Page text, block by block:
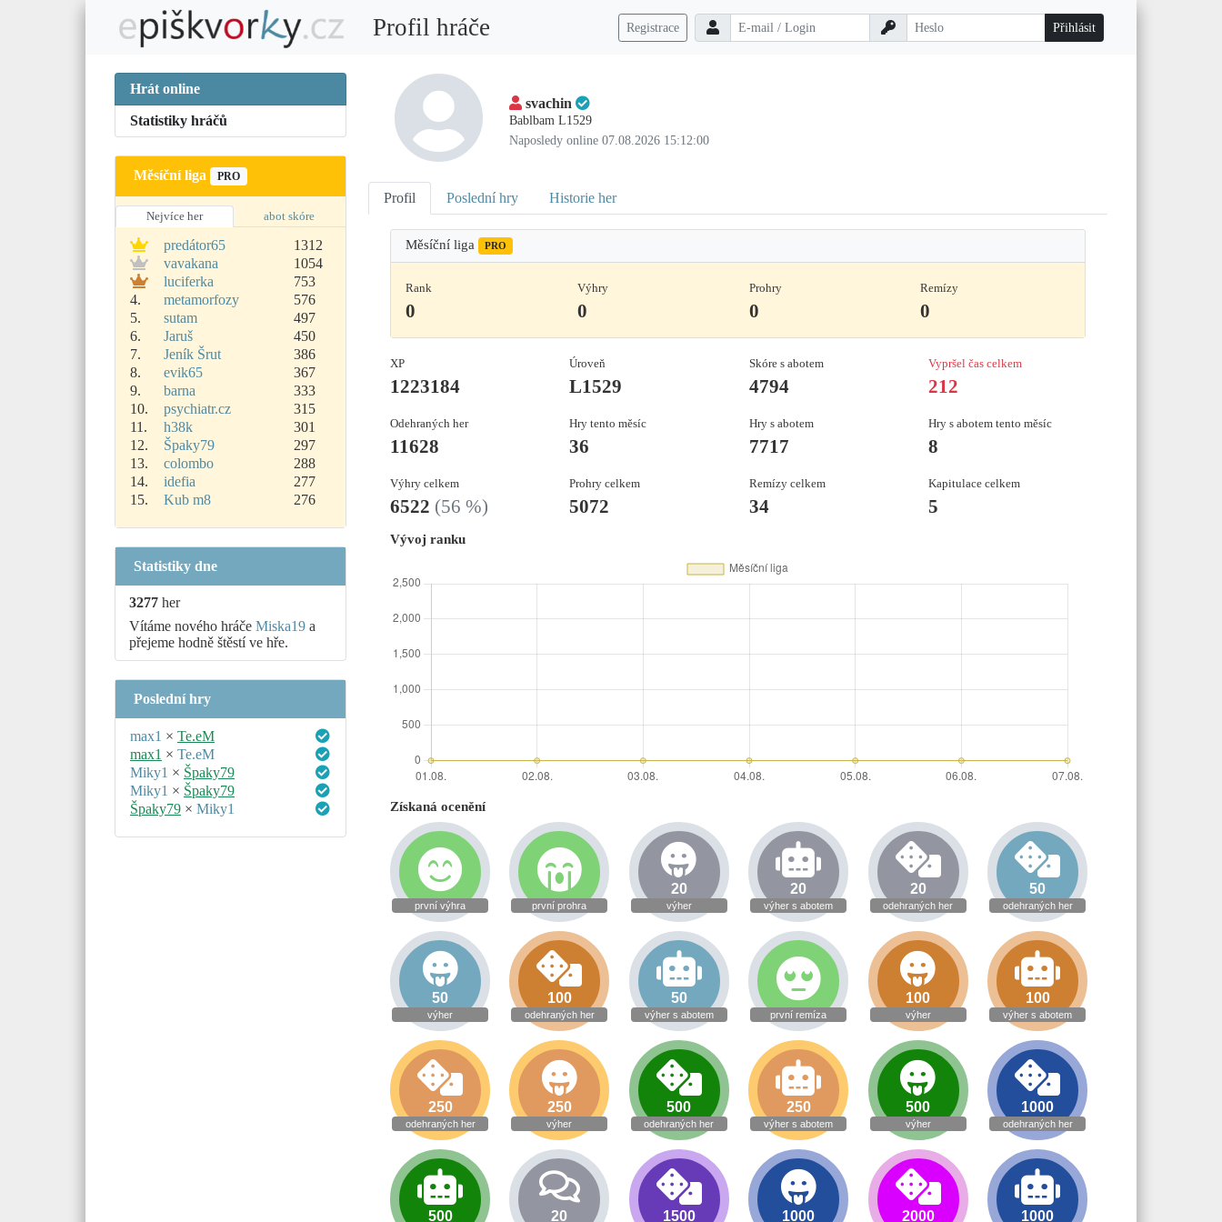
Profil hráče Registrace
Hrát online
Statistiky hráčů
Měsíční liga PRO
Nejvíce her abot skóre
predátor65
1312
vavakana
1054
luciferka
753
4.
metamorfozy
576
5.
sutam
497
6.
Jaruš
450
7.
Jeník Šrut
386
8.
evik65
367
9.
barna
333
10.
psychiatr.cz
315
11.
h38k
301
12.
Špaky79
297
13.
colombo
288
14.
idefia
277
15.
Kub m8 276
Statistiky dne
3277 her
Vítáme nového hráče Miska19 a
přejeme hodně štěstí ve hře.
Poslední hry
max1 × Te.eM
max1 × Te.eM
Miky1 × Špaky79
Miky1 × Špaky79
Špaky79 × Miky1
svachin
Bablbam L1529
Naposledy online 07.08.2026 15:12:00
Profil Poslední hry Historie her
Měsíční liga PRO
Rank
0
Výhry
0
Prohry
0
Remízy
0
XP
1223184
Úroveň
L1529
Skóre s abotem
4794
Vypršel čas celkem
212
Odehraných her
11628
Hry tento měsíc
36
Hry s abotem
7717
Hry s abotem tento měsíc
8
Výhry celkem
6522 (56 %)
Prohry celkem
5072
Remízy celkem
34
Kapitulace celkem
5
Vývoj ranku
Získaná ocenění
první výhra první prohra
20
výher
20
výher s abotem
20
odehraných her
50
odehraných her
50
výher
100
odehraných her
50
výher s abotem první remíza
100
výher
100
výher s abotem
250
odehraných her
250
výher
500
odehraných her
250
výher s abotem
500
výher
1000
odehraných her
500 20 1500 1000 2000 1000